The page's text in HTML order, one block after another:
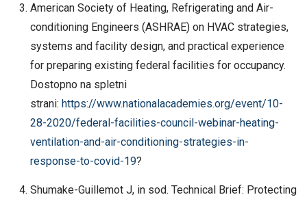
American Society of Heating, Refrigerating and Air-
conditioning Engineers (ASHRAE) on HVAC strategies,
systems and facility design, and practical experience
for preparing existing federal facilities for occupancy.
Dostopno na spletni
strani: https://www.nationalacademies.org/event/10-
28-2020/federal-facilities-council-webinar-heating-
ventilation-and-air-conditioning-strategies-in-
response-to-covid-19?
Shumake-Guillemot J, in sod. Technical Brief: Protecting